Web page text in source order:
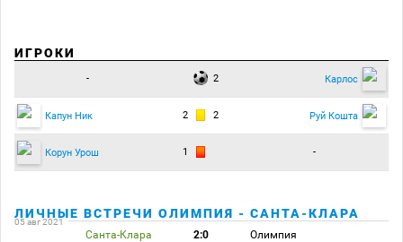
ИГРОКИ
- 2 Карлос
Капун Ник 2 2 Руй Кошта
Корун Урош 1 -
ЛИЧНЫЕ ВСТРЕЧИ ОЛИМПИЯ - САНТА-КЛАРА
05 авг 2021
Санта-Клара 2:0 Олимпия